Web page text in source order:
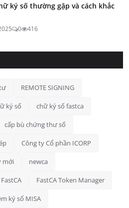
ký số thường gặp và cách khắc
0 416
REMOTE SIGNING
ký số chữ ký số fastca
cấp bù chứng thư số
Công ty Cổ phần ICORP
mới newca
FastCA Token Manager
ký số MISA